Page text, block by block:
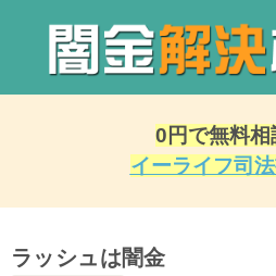
0円で無料相
イーライフ司
ラッシュは闇金